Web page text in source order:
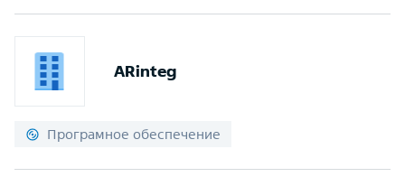
ARinteg
Програмное обеспечение